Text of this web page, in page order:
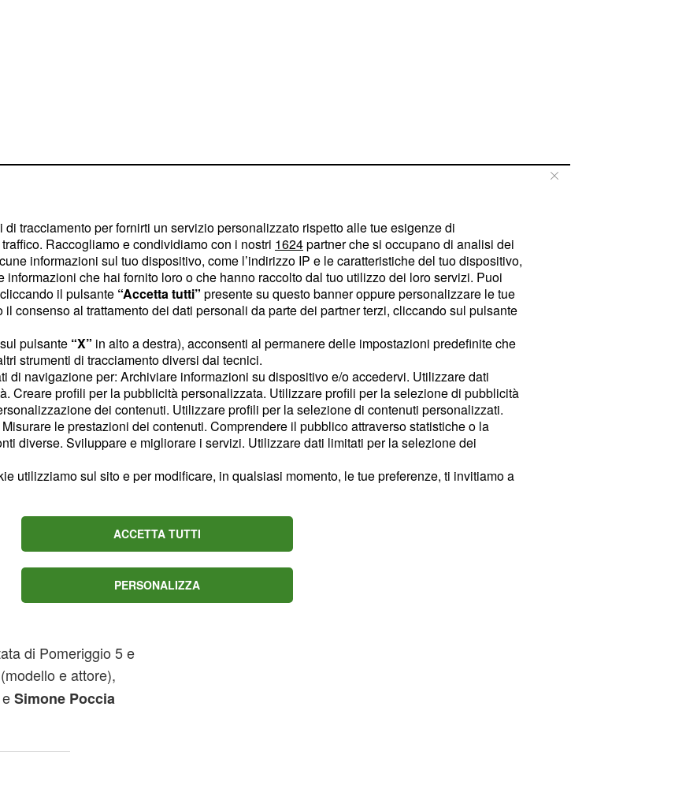
essere
a edizioni
non famosi
nomi di alcuni
tronista di Uomini
De Filippi) ed ex
fidanzato di Lory Del
due reality: il GF 11
è già iniziato. Si
di Pomeriggio 5 e
e attore),
Simone Poccia
tracciamento per fornirti un servizio personalizzato rispetto alle tue esigenze di
Raccogliamo e condividiamo con i nostri 1624partner che si occupano di analisi dei
informazioni sul tuo dispositivo, come l’indirizzo IP e le caratteristiche del tuo dispositivo,
informazioni che hai fornito loro o che hanno raccolto dal tuo utilizzo dei loro servizi. Puoi
il pulsante “Accetta tutti” presente su questo banner oppure personalizzare le tue
consenso al trattamento dei dati personali da parte dei partner terzi, cliccando sul pulsante
pulsante “X” in alto a destra), acconsenti al permanere delle impostazioni predefinite che
strumenti di tracciamento diversi dai tecnici.
di navigazione per: Archiviare informazioni su dispositivo e/o accedervi. Utilizzare dati
Creare profili per la pubblicità personalizzata. Utilizzare profili per la selezione di pubblicità
dei contenuti. Utilizzare profili per la selezione di contenuti personalizzati.
le prestazioni dei contenuti. Comprendere il pubblico attraverso statistiche o la
diverse. Sviluppare e migliorare i servizi. Utilizzare dati limitati per la selezione dei
utilizziamo sul sito e per modificare, in qualsiasi momento, le tue preferenze, ti invitiamo a
ACCETTA TUTTI
PERSONALIZZA